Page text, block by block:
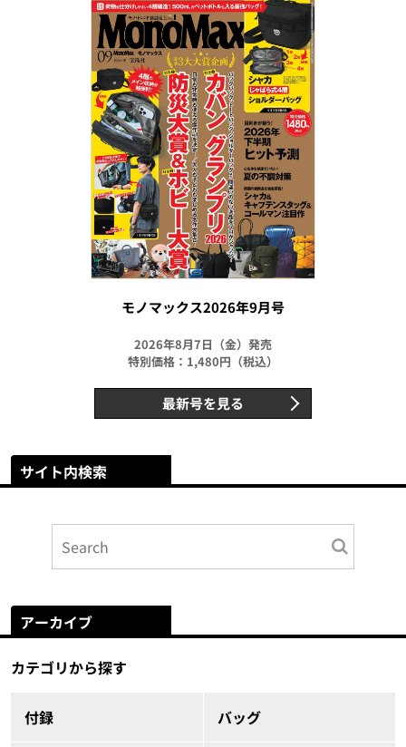
モノマックス2026年9月号
2026年8月7日（金）発売
特別価格：1,480円（税込）
最新号を見る
サイト内検索
アーカイブ
カテゴリから探す
付録 バッグ